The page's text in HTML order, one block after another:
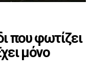
που φωτίζει
μόνο